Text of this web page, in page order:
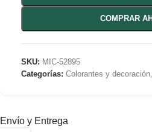
COMPRAR
SKU: MIC-52895
Categorías: Colorantes y decoración,
Envío y Entrega